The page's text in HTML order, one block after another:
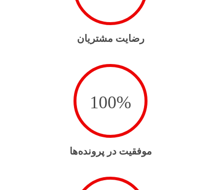
رضایت مشتریان
100%
موفقیت در پرونده‌ها